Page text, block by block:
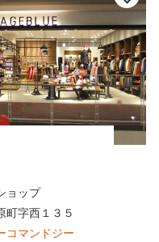
ョップ
町字西１３５
コマンドジー